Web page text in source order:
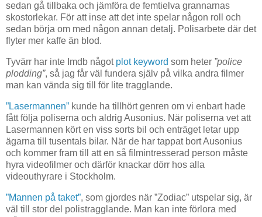
sedan gå tillbaka och jämföra de femtielva grannarnas
skostorlekar. För att inse att det inte spelar någon roll och
sedan börja om med någon annan detalj. Polisarbete där det
flyter mer kaffe än blod.
Tyvärr har inte Imdb något plot keyword som heter ”police
plodding”, så jag får väl fundera själv på vilka andra filmer
man kan vända sig till för lite tragglande.
”Lasermannen” kunde ha tillhört genren om vi enbart hade
fått följa poliserna och aldrig Ausonius. När poliserna vet att
Lasermannen kört en viss sorts bil och enträget letar upp
ägarna till tusentals bilar. När de har tappat bort Ausonius
och kommer fram till att en så filmintresserad person måste
hyra videofilmer och därför knackar dörr hos alla
videouthyrare i Stockholm.
”Mannen på taket”, som gjordes när ”Zodiac” utspelar sig, är
väl till stor del polistragglande. Man kan inte förlora med